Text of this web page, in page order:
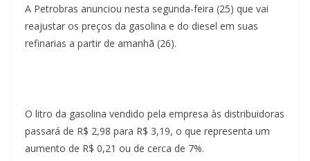
A Petrobras anunciou nesta segunda-feira (25) que vai
reajustar os preços da gasolina e do diesel em suas
refinarias a partir de amanhã (26).
O litro da gasolina vendido pela empresa às distribuidoras
passará de R$ 2,98 para R$ 3,19, o que representa um
aumento de R$ 0,21 ou de cerca de 7%.